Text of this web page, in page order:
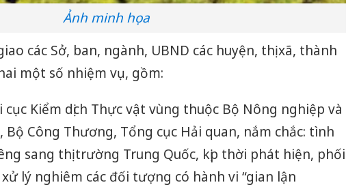
Ảnh minh họa
các Sở, ban, ngành, UBND các huyện, thị xã, thành
một số nhiệm vụ, gồm:
cục Kiểm dịch Thực vật vùng thuộc Bộ Nông nghiệp và
Công Thương, Tổng cục Hải quan, nắm chắc: tình
sang thị trường Trung Quốc, kịp thời phát hiện, phối
lý nghiêm các đối tượng có hành vi “gian lận